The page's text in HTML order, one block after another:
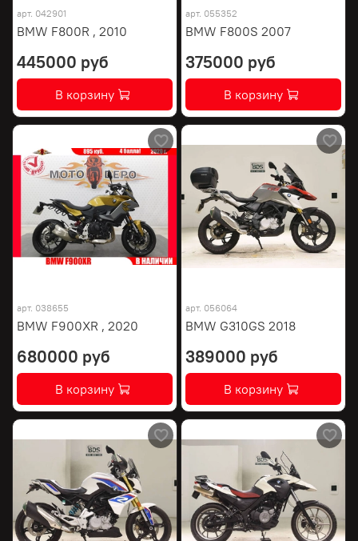
арт. 042901
BMW F800R , 2010
445000 руб
В корзину
арт. 055352
BMW F800S 2007
375000 руб
В корзину
арт. 038655
BMW F900XR , 2020
680000 руб
В корзину
арт. 056064
BMW G310GS 2018
389000 руб
В корзину